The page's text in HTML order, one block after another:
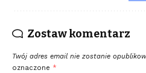
Zostaw komentarz
Twój adres email nie zostanie
oznaczone *